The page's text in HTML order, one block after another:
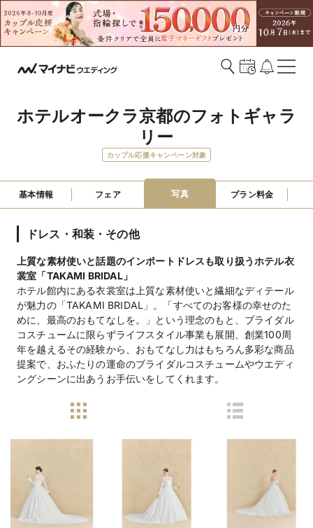
ホテルオークラ京都のフォトギャラ
リー
カップル応援キャンペーン対象
基本情報 フェア 写真 プラン料金
ドレス・和装・その他
上質な素材使いと話題のインポートドレスも取り扱うホテル衣
裳室「TAKAMI BRIDAL」
ホテル館内にある衣裳室は上質な素材使いと繊細なディテール
が魅力の「TAKAMI BRIDAL」。「すべてのお客様の幸せのた
めに、最高のおもてなしを。」という理念のもと、ブライダル
コスチュームに限らずライフスタイル事業も展開、創業100周
年を越えるその経験から、おもてなし力はもちろん多彩な商品
提案で、おふたりの運命のブライダルコスチュームやウエディ
ングシーンに出あうお手伝いをしてくれます。